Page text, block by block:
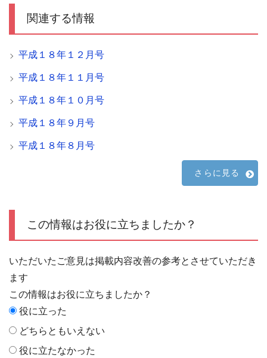
関連する情報
平成１８年１２月号
平成１８年１１月号
平成１８年１０月号
平成１８年９月号
平成１８年８月号
さらに見る
この情報はお役に立ちましたか？
いただいたご意見は掲載内容改善の参考とさせていただき
ます
この情報はお役に立ちましたか？
役に立った
どちらともいえない
役に立たなかった